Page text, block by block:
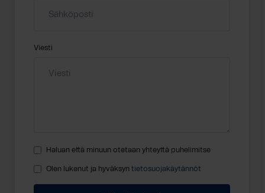
Viesti
Haluan että minuun otetaan yhteyttä puhelimitse
Olen lukenut ja hyväksyn tietosuojakäytännöt